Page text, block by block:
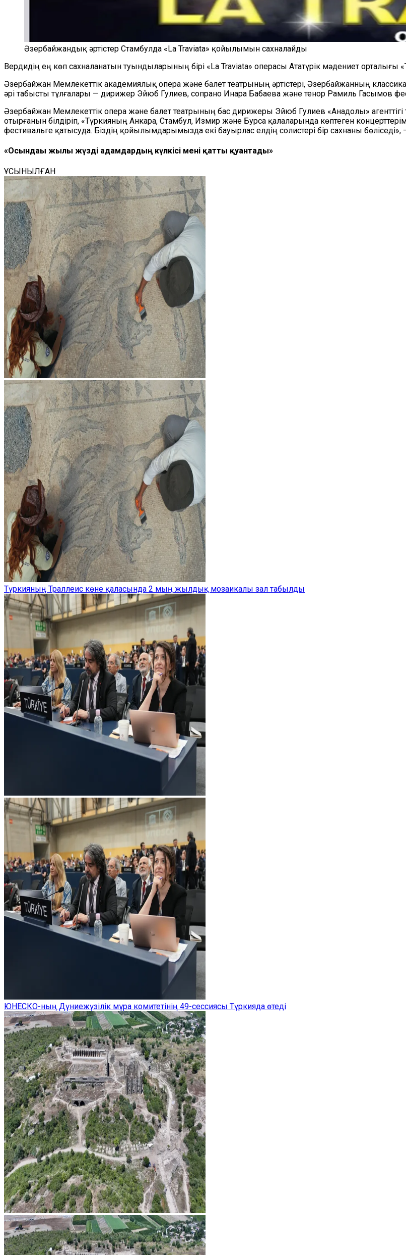
Әзербайжандық әртістер Стамбулда «La Traviata» қойылымын сахналайды
Вердидің ең көп сахналанатын туындыларының бірі «La Traviata» операсы Ататүрік мәдениет орталығы
Әзербайжан Мемлекеттік академиялық опера және балет театрының әртістері, Әзербайжанның
әрі табысты тұлғалары — дирижер Эйюб Гулиев, сопрано Инара Бабаева және тенор Рамиль Гасымов
Әзербайжан Мемлекеттік опера және балет театрының бас дирижеры Эйюб Гулиев «Анадолы»
отырғанын білдіріп, «Түркияның Анкара, Стамбул, Измир және Бурса қалаларында көптеген
фестивальге қатысуда. Біздің қойылымдарымызда екі бауырлас елдің солистері бір сахнаны бөліседі»,
«Осындағы жылы жүзді адамдардың күлкісі мені қатты қуантады»
ҰСЫНЫЛҒАН
Түркияның Траллеис көне қаласында 2 мың жылдық мозаикалы зал табылды
ЮНЕСКО-ның Дүниежүзілік мұра комитетінің 49-сессиясы Түркияда өтеді